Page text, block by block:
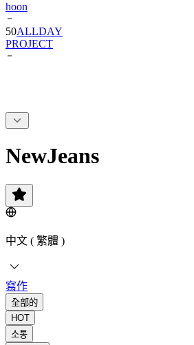
50ALLDAY
PROJECT
NewJeans
中文 ( 繁體 )
寫作
全部的
HOT
소통